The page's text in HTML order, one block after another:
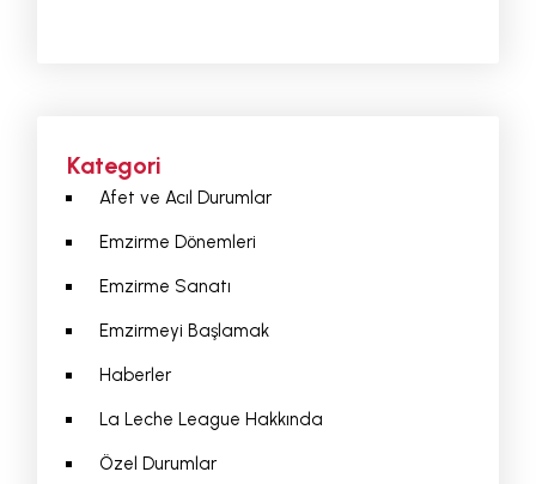
Kategori
Afet ve Acıl Durumlar
Emzirme Dönemleri
Emzirme Sanatı
Emzirmeyi Başlamak
Haberler
La Leche League Hakkında
Özel Durumlar